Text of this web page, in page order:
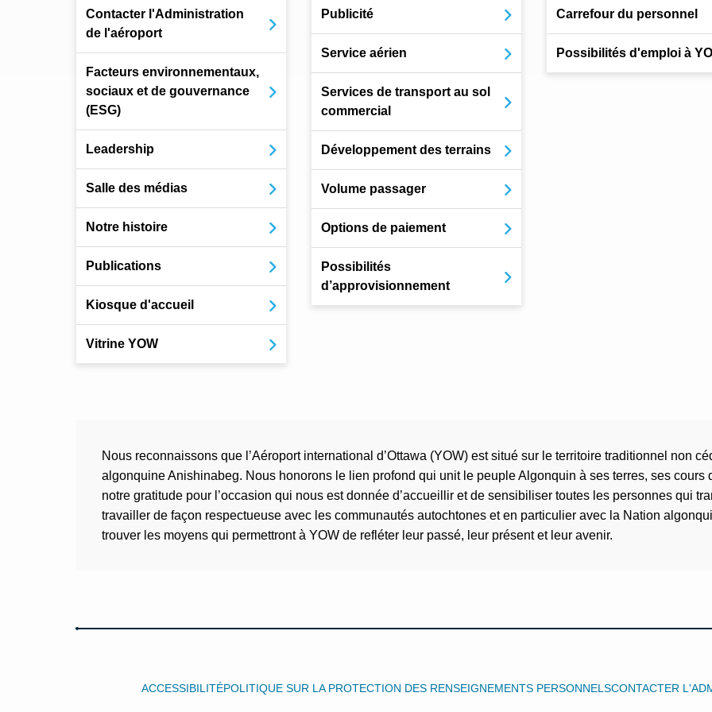
Contacter l'Administration
de l'aéroport
Facteurs environnementaux,
sociaux et de gouvernance
(ESG)
Leadership
Salle des médias
Notre histoire
Publications
Kiosque d'accueil
Vitrine YOW
Publicité
Service aérien
Services de transport au sol
commercial
Développement des terrains
Volume passager
Options de paiement
Possibilités
d’approvisionnement
Carrefour du personnel
Possibilités d'emploi à
Nous reconnaissons que l’Aéroport international d’Ottawa (YOW) est situé sur le territoire traditionnel non
algonquine Anishinabeg. Nous honorons le lien profond qui unit le peuple Algonquin à ses terres, ses cours
notre gratitude pour l’occasion qui nous est donnée d’accueillir et de sensibiliser toutes les personnes qui
travailler de façon respectueuse avec les communautés autochtones et en particulier avec la Nation
trouver les moyens qui permettront à YOW de refléter leur passé, leur présent et leur avenir.
ACCESSIBILITÉPOLITIQUE SUR LA PROTECTION DES RENSEIGNEMENTS PERSONNELSCONTACTER